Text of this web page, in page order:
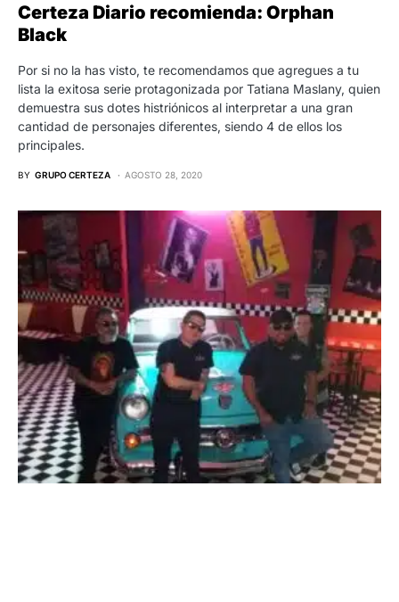
Certeza Diario recomienda: Orphan
Black
Por si no la has visto, te recomendamos que agregues a tu
lista la exitosa serie protagonizada por Tatiana Maslany, quien
demuestra sus dotes histriónicos al interpretar a una gran
cantidad de personajes diferentes, siendo 4 de ellos los
principales.
BY GRUPO CERTEZA AGOSTO 28, 2020